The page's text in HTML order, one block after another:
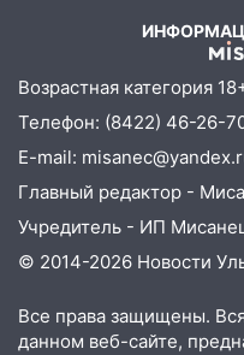
23:20
Прогноз
Ульяновской
20:04 Ульяновцев
посвящённый Дню
России
руководителя
наказали за
Возрастная категория
Телефон: (8422) 46-26-
E-mail:
Главный редактор -
Учредитель - ИП
© 2014-2026 Новости
Все права защищены.
данном веб-сайте,